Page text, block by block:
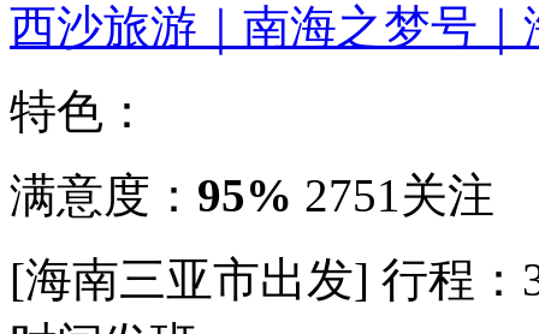
西沙旅游｜南海之梦号｜
特色：
满意度： 95% 2751关注
[海南三亚市出发] 行程：